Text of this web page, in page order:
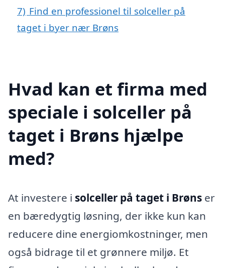
7) Find en professionel til solceller på
taget i byer nær Brøns
Hvad kan et firma med
speciale i solceller på
taget i Brøns hjælpe
med?
At investere i solceller på taget i Brøns er
en bæredygtig løsning, der ikke kun kan
reducere dine energiomkostninger, men
også bidrage til et grønnere miljø. Et